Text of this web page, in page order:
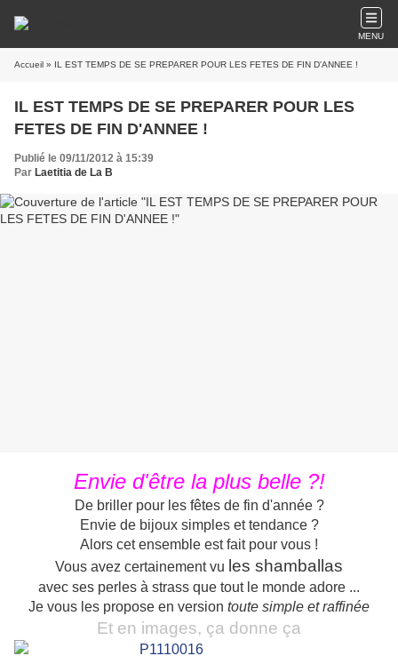
MENU
Accueil » IL EST TEMPS DE SE PREPARER POUR LES FETES DE FIN D'ANNEE !
IL EST TEMPS DE SE PREPARER POUR LES
FETES DE FIN D'ANNEE !
Publié le 09/11/2012 à 15:39
Par Laetitia de La B
Envie d'être la plus belle ?!
De briller pour les fêtes de fin d'année ?
Envie de bijoux simples et tendance ?
Alors cet ensemble est fait pour vous !
Vous avez certainement vu les shamballas
avec ses perles à strass que tout le monde adore ...
Je vous les propose en version toute simple et raffinée
Et en images, ça donne ça